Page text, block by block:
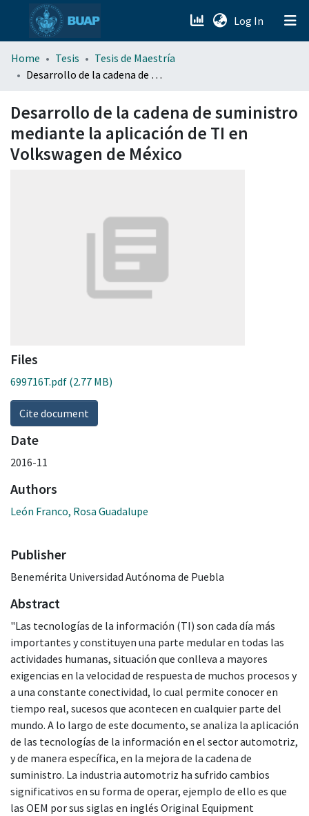
Log In (current)
menu.section.about_menu
Home Tesis
Tesis de Maestría
Desarrollo de la cadena de suministro mediante la aplicación de TI en Volkswagen de México
Desarrollo de la cadena de suministro
mediante la aplicación de TI en
Volkswagen de México
Files
699716T.pdf (2.77 MB)
Cite document
Date
2016-11
Authors
León Franco, Rosa Guadalupe
Publisher
Benemérita Universidad Autónoma de Puebla
Abstract
"Las tecnologías de la información (TI) son cada día más
importantes y constituyen una parte medular en todas las
actividades humanas, situación que conlleva a mayores
exigencias en la velocidad de respuesta de muchos procesos y
a una constante conectividad, lo cual permite conocer en
tiempo real, sucesos que acontecen en cualquier parte del
mundo. A lo largo de este documento, se analiza la aplicación
de las tecnologías de la información en el sector automotriz,
y de manera específica, en la mejora de la cadena de
suministro. La industria automotriz ha sufrido cambios
significativos en su forma de operar, ejemplo de ello es que
las OEM por sus siglas en inglés Original Equipment